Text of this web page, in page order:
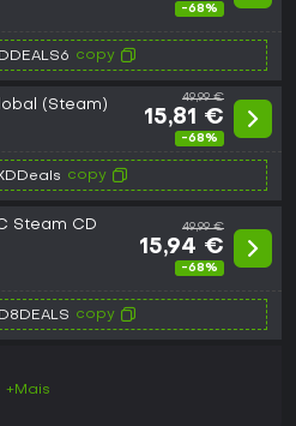
-68%
copy
(Steam) 49,99 €
15,81 €
-68%
copy
Steam CD
49,99 €
15,94 €
-68%
copy
+Mais